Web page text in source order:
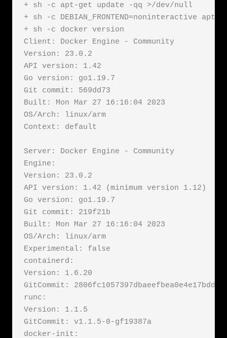
+ sh -c apt-get update -qq >/dev/null
+ sh -c
+ sh -c docker version
Client: Docker Engine - Community
Version: 23.0.2
API version: 1.42
Go version: go1.19.7
Git commit: 569dd73
Built: Mon Mar 27 16:16:04 2023
OS/Arch: linux/arm
Context: default
Server: Docker Engine - Community
Engine:
Version: 23.0.2
API version: 1.42 (minimum version 1.12)
Go version: go1.19.7
Git commit: 219f21b
Built: Mon Mar 27 16:16:04 2023
OS/Arch: linux/arm
Experimental: false
containerd:
Version: 1.6.20
GitCommit:
runc:
Version: 1.1.5
GitCommit: v1.1.5-0-gf19387a
docker-init: